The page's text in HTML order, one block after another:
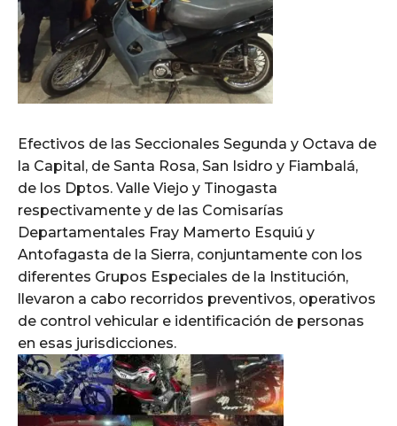
Efectivos de las Seccionales Segunda y Octava de
la Capital, de Santa Rosa, San Isidro y Fiambalá,
de los Dptos. Valle Viejo y Tinogasta
respectivamente y de las Comisarías
Departamentales Fray Mamerto Esquiú y
Antofagasta de la Sierra, conjuntamente con los
diferentes Grupos Especiales de la Institución,
llevaron a cabo recorridos preventivos, operativos
de control vehicular e identificación de personas
en esas jurisdicciones.